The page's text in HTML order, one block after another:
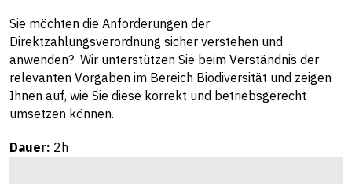
Sie möchten die Anforderungen der
Direktzahlungsverordnung sicher verstehen und
anwenden? Wir unterstützen Sie beim Verständnis der
relevanten Vorgaben im Bereich Biodiversität und zeigen
Ihnen auf, wie Sie diese korrekt und betriebsgerecht
umsetzen können.
Dauer: 2h